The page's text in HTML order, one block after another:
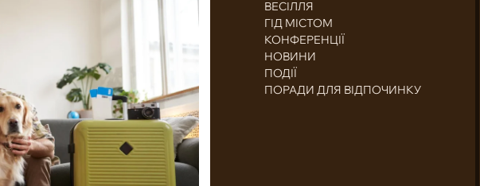
ВЕСІЛЛЯ
ГІД МІСТОМ
КОНФЕРЕНЦІЇ
НОВИНИ
ПОДІЇ
ПОРАДИ ДЛЯ ВІДПОЧИНКУ